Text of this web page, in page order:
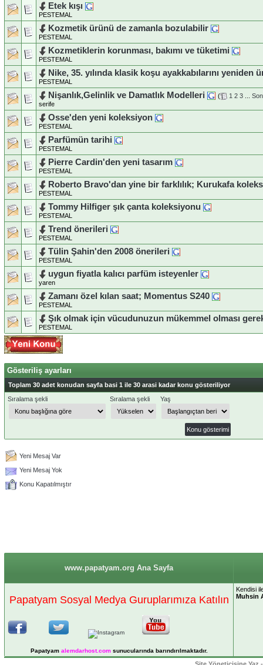
Etek kışı
PESTEMAL
Kozmetik ürünü de zamanla bozulabilir
PESTEMAL
Kozmetiklerin korunması, bakımı ve tüketimi
PESTEMAL
Nike, 35. yılında klasik koşu ayakkabılarını yeniden
PESTEMAL
Nişanlık,Gelinlik ve Damatlık Modelleri ( 1 2 3
serife
Osse'den yeni koleksiyon
PESTEMAL
Parfümün tarihi
PESTEMAL
Pierre Cardin'den yeni tasarım
PESTEMAL
Roberto Bravo'dan yine bir farklılık; Kurukafa
PESTEMAL
Tommy Hilfiger şık çanta koleksiyonu
PESTEMAL
Trend önerileri
PESTEMAL
Tülin Şahin'den 2008 önerileri
PESTEMAL
uygun fiyatla kalıcı parfüm isteyenler
yaren
Zamanı özel kılan saat; Momentus S240
PESTEMAL
Şık olmak için vücudunuzun mükemmel olması
PESTEMAL
Gösteriliş ayarları
Toplam 30 adet konudan sayfa basi 1 ile 30 arasi kadar konu gösteriliyor
Sıralama şekli
Sıralama şekli Yaş
Yeni Mesaj Var
Yeni Mesaj Yok
Konu Kapatılmıştır
www.papatyam.org Ana Sayfa
Papatyam Sosyal Medya Guruplarımıza Katılın
Papatyam alemdarhost.comsunucularında barındırılmaktadır.
Kendisi
Muhsin